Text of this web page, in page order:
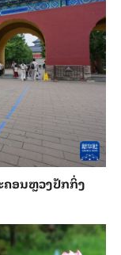
ຄອນຫຼວງ​ປັກ​ກິ່ງ​